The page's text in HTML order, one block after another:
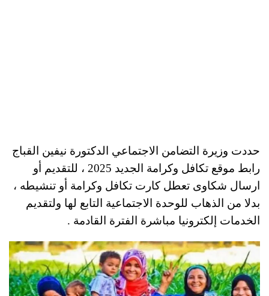
حددت وزيرة التضامن الاجتماعي الدكتورة نيفين القباج
رابط موقع تكافل وكرامة الجديد 2025 ، للتقديم أو
ارسال شكاوى تعطل كارت تكافل وكرامة أو تنشيطه ،
بدلا من الذهاب للوحدة الاجتماعية التابع لها ولتقديم
الخدمات إلكترونيا مباشرة الفترة القادمة .